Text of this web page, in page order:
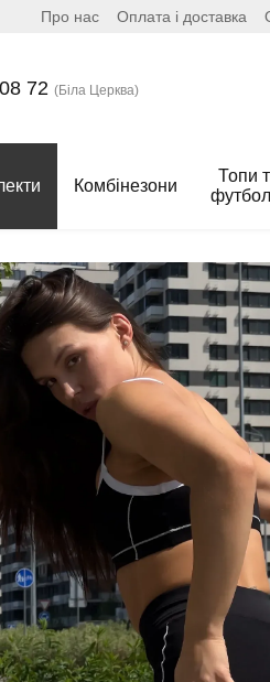
Про нас Оплата і доставка
72 (Біла Церква)
Комбінезони
Топи